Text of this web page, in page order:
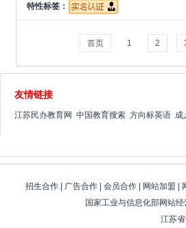
特性标签：
首页 1 2
友情链接
江苏民办教育网 中国教育搜索 方向标英语 成
招生合作| 广告合作| 会员合作| 网站加盟 |
国家工业与信息化部网站
江苏